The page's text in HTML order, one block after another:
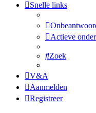
Snelle links
Actieve
Zoek
V&A
Aanmelden
Registreer